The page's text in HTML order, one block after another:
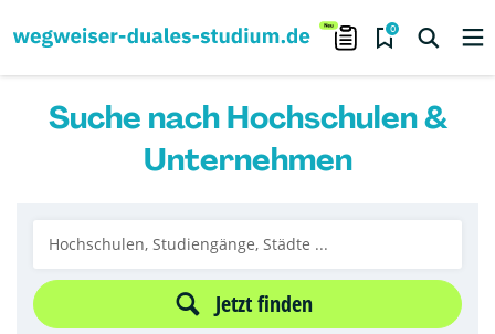
0
Suche nach Hochschulen &
Unternehmen
Jetzt finden